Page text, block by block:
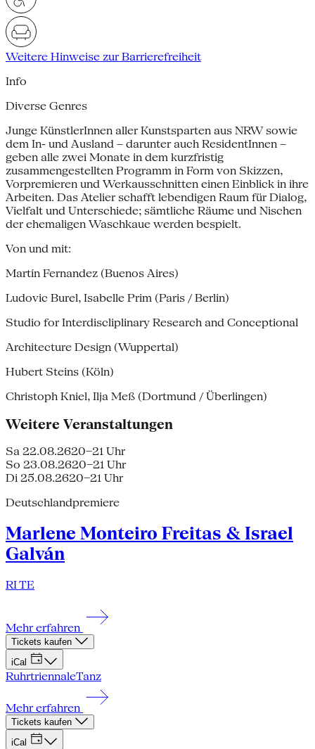
Weitere Hinweise zur Barrierefreiheit
Info
Diverse Genres
Junge KünstlerInnen aller Kunstsparten aus NRW sowie
dem In- und Ausland – darunter auch ResidentInnen –
geben alle zwei Monate in dem kurzfristig
zusammengestellten Programm in Form von Skizzen,
Vorpremieren und Werkausschnitten einen Einblick in ihre
Arbeiten. Das Atelier schafft lebendigen Raum für Dialog,
Vielfalt und Unterschiede; sämtliche Räume und Nischen
der ehemaligen Waschkaue werden bespielt.
Von und mit:
Martín Fernandez (Buenos Aires)
Ludovic Burel, Isabelle Prim (Paris / Berlin)
Studio for Interdiscliplinary Research and Conceptional
Architecture Design (Wuppertal)
Hubert Steins (Köln)
Christoph Kniel, Ilja Meß (Dortmund / Überlingen)
Weitere Veranstaltungen
Sa 22.08.2620–21 Uhr
So 23.08.2620–21 Uhr
Di 25.08.2620–21 Uhr
Deutschlandpremiere
Marlene Monteiro Freitas & Israel
Galván
RI TE
Mehr erfahren
Tickets kaufen
iCal
RuhrtriennaleTanz
Mehr erfahren
Tickets kaufen
iCal